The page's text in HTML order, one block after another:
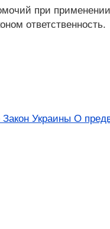
при применении
ответственность.
Закон Украины О